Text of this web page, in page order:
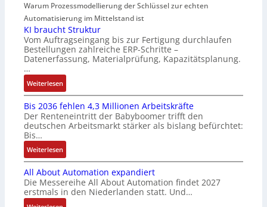
t
i
o
n
i
F
a
n
u
c
C
-
S
y
f
i
z
i
e
u
n
b
e
ä
t
i
g
r
t
f
ü
r
m
u
l
t
i
v
r
i
b
l
e
a
h
t
l
o
s
e
I
n
t
e
g
r
a
t
i
o
n
Warum Prozessmodellierung der Schlüssel zur echten
Automatisierung im Mittelstand ist
KI braucht Struktur
Vom Auftragseingang bis zur Fertigung durchlaufen
Bestellungen zahlreiche ERP-Schritte –
Datenerfassung, Materialprüfung, Kapazitätsplanung.
…
Weiterlesen:
K
I
b
r
a
u
c
h
t
S
Bis 2036 fehlen 4,3 Millionen Arbeitskräfte
Der Renteneintritt der Babyboomer trifft den
deutschen Arbeitsmarkt stärker als bislang befürchtet:
Bis…
Weiterlesen:
B
i
s
2
All About Automation expandiert
Die Messereihe All About Automation findet 2027
erstmals in den Niederlanden statt. Und…